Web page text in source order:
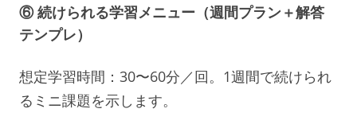
⑥ 続けられる学習メニュー（週間プラン＋解答
テンプレ）
想定学習時間：30〜60分／回。1週間で続けられ
るミニ課題を示します。